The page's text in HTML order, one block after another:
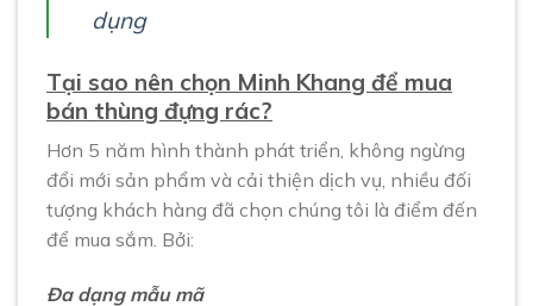
dụng
Tại sao nên chọn Minh Khang để mua
bán thùng đựng rác?
Hơn 5 năm hình thành phát triển, không ngừng
đổi mới sản phẩm và cải thiện dịch vụ, nhiều đối
tượng khách hàng đã chọn chúng tôi là điểm đến
để mua sắm. Bởi:
Đa dạng mẫu mã